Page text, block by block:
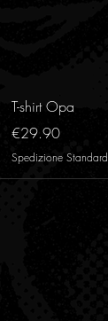
T-shirt Opa
Price
€29.90
Spedizione Standard